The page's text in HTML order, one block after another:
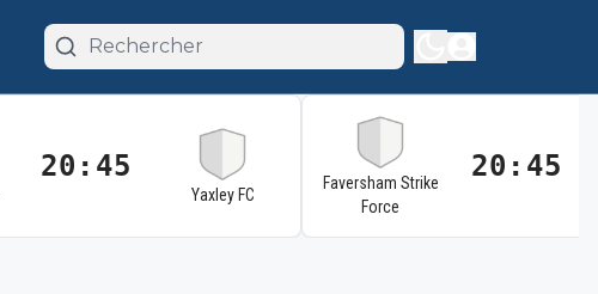
20:45
Yaxley FC
Faversham Strike
Force
20:45